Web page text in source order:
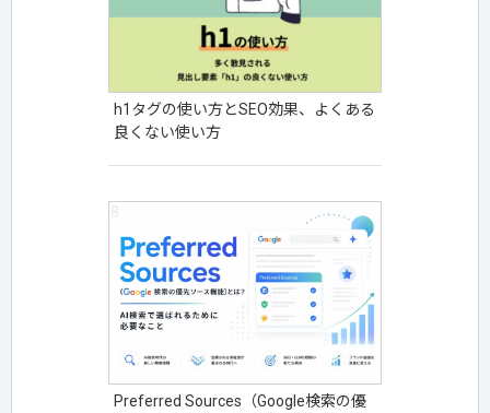
h1タグの使い方とSEO効果、よくある
良くない使い方
Preferred Sources（Google検索の優